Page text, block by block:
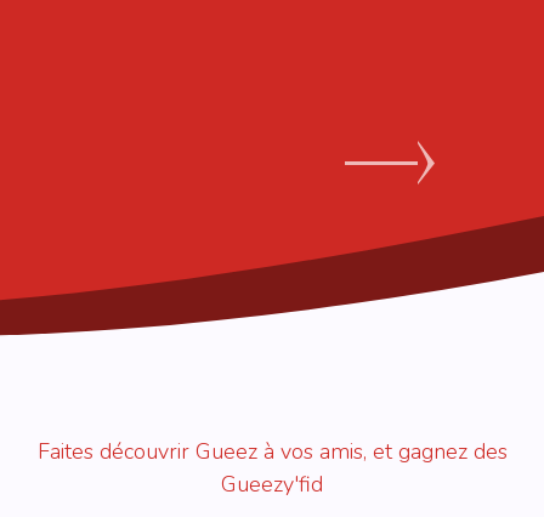
Faites découvrir Gueez à vos amis, et gagnez des
Gueezy'fid